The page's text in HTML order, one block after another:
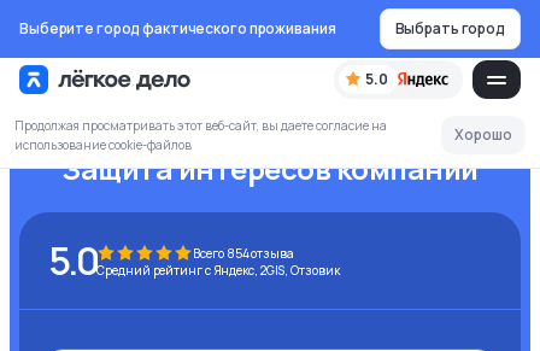
Выберите город фактического проживания Выбрать город
5.0
Продолжая просматривать этот веб-сайт, вы даете согласие на
использование cookie-файлов
Хорошо
Защита интересов компании
5.0 Всего 854отзыва
Средний рейтинг с Яндекс, 2GIS, Отзовик